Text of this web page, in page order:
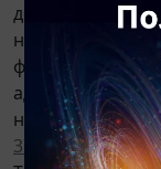
деятельности,
физических
назначения,
378.2 НК РФ,